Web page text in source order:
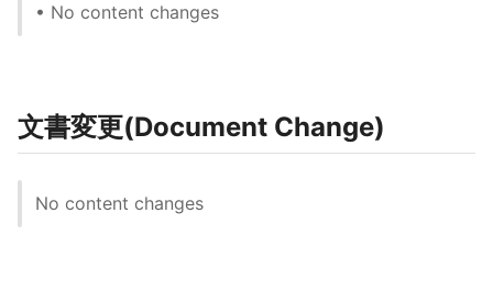
• No content changes
文書変更(Document Change)
No content changes